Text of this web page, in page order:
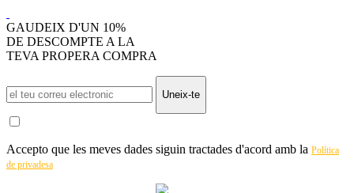
GAUDEIX D'UN 10%
DE DESCOMPTE A LA
TEVA PROPERA COMPRA
Uneix-te
Accepto que les meves dades siguin tractades d'acord amb la Política
de privadesa